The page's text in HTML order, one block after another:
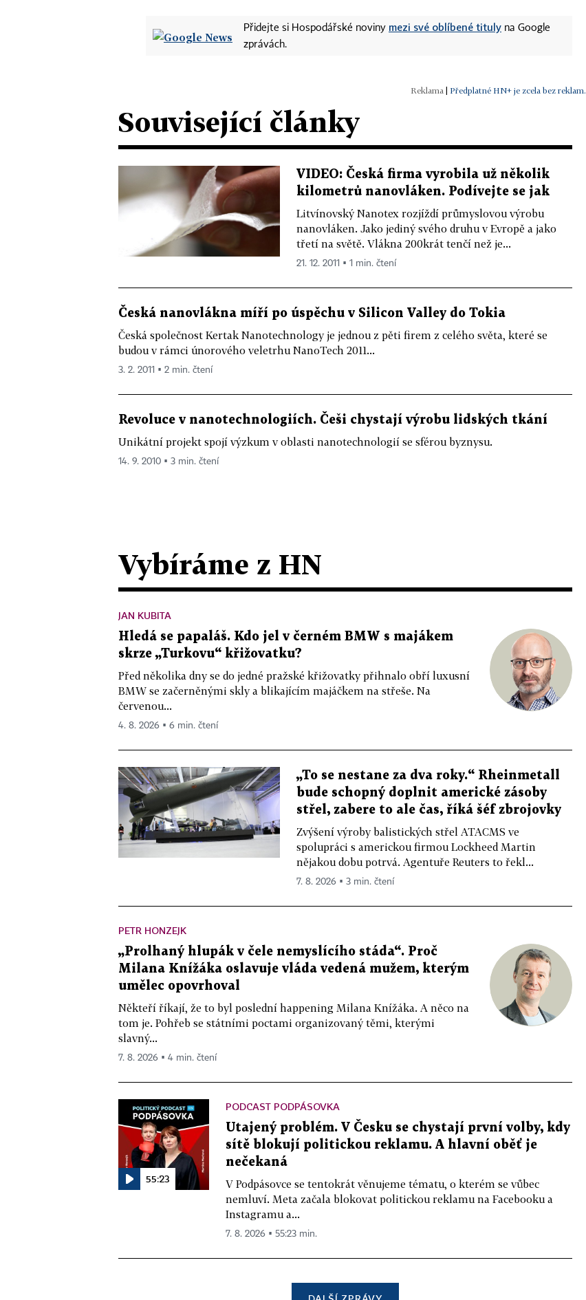
Přidejte si Hospodářské noviny mezi své oblíbené tituly na Google
zprávách.
| Předplatné HN+ je zcela bez reklam.
Související články
VIDEO: Česká firma vyrobila už několik
kilometrů nanovláken. Podívejte se jak
Litvínovský Nanotex rozjíždí průmyslovou výrobu
nanovláken. Jako jediný svého druhu v Evropě a jako
třetí na světě. Vlákna 200krát tenčí než je...
21. 12. 2011 ▪ 1 min. čtení
Česká nanovlákna míří po úspěchu v Silicon Valley do Tokia
Česká společnost Kertak Nanotechnology je jednou z pěti firem z celého světa, které se
budou v rámci únorového veletrhu NanoTech 2011...
3. 2. 2011 ▪ 2 min. čtení
Revoluce v nanotechnologiích. Češi chystají výrobu lidských tkání
Unikátní projekt spojí výzkum v oblasti nanotechnologií se sférou byznysu.
14. 9. 2010 ▪ 3 min. čtení
Vybíráme z HN
JAN KUBITA
Hledá se papaláš. Kdo jel v černém BMW s majákem
skrze „Turkovu“ křižovatku?
Před několika dny se do jedné pražské křižovatky přihnalo obří luxusní
BMW se začerněnými skly a blikajícím majáčkem na střeše. Na
červenou...
4. 8. 2026 ▪ 6 min. čtení
„To se nestane za dva roky.“ Rheinmetall
bude schopný doplnit americké zásoby
střel, zabere to ale čas, říká šéf zbrojovky
Zvýšení výroby balistických střel ATACMS ve
spolupráci s americkou firmou Lockheed Martin
nějakou dobu potrvá. Agentuře Reuters to řekl...
7. 8. 2026 ▪ 3 min. čtení
PETR HONZEJK
„Prolhaný hlupák v čele nemyslícího stáda“. Proč
Milana Knížáka oslavuje vláda vedená mužem, kterým
umělec opovrhoval
Někteří říkají, že to byl poslední happening Milana Knížáka. A něco na
tom je. Pohřeb se státními poctami organizovaný těmi, kterými
slavný...
7. 8. 2026 ▪ 4 min. čtení
55:23
PODCAST PODPÁSOVKA
Utajený problém. V Česku se chystají první volby, kdy
sítě blokují politickou reklamu. A hlavní oběť je
nečekaná
V Podpásovce se tentokrát věnujeme tématu, o kterém se vůbec
nemluví. Meta začala blokovat politickou reklamu na Facebooku a
Instagramu a...
7. 8. 2026 ▪ 55:23 min.